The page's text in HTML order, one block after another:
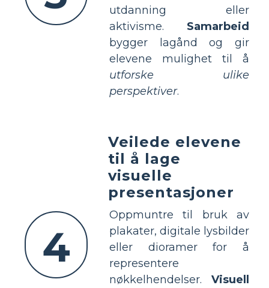
utdanning eller
aktivisme. Samarbeid
bygger lagånd og gir
elevene mulighet til å
utforske ulike
perspektiver.
4
Veilede elevene
til å lage
visuelle
presentasjoner
Oppmuntre til bruk av
plakater, digitale lysbilder
eller dioramer for å
representere
nøkkelhendelser. Visuell